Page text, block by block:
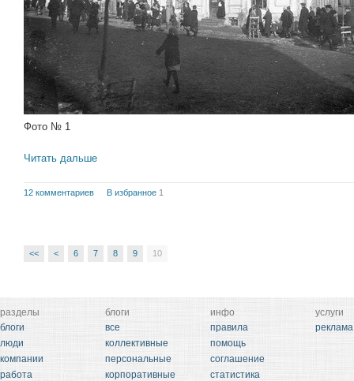
Фото № 1
Читать дальше
12 комментариев В избранное 1
<< < 6 7 8 9 10
разделы
блоги
люди
компании
работа
блоги
все
коллективные
персональные
корпоративные
инфо
правила
помощь
соглашение
статистика
услуги
реклама